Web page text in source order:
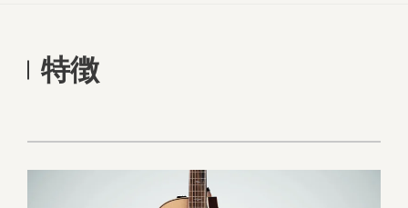
特徴